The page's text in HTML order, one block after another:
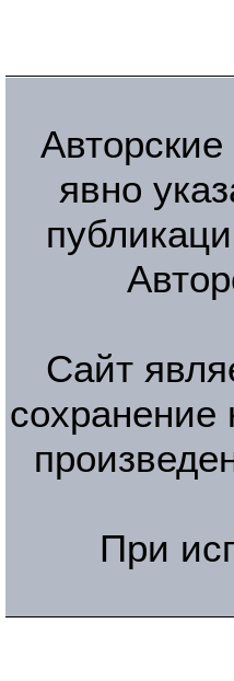
явно
Сайт
сохранение
При